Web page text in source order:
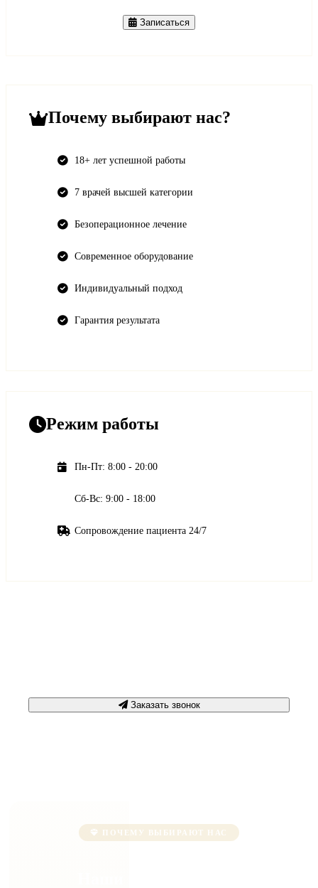
Записаться
Почему выбирают нас?
18+ лет успешной работы
7 врачей высшей категории
Безоперационное лечение
Современное оборудование
Индивидуальный подход
Гарантия результата
Режим работы
Пн-Пт: 8:00 - 20:00
Сб-Вс: 9:00 - 18:00
Сопровождение пациента 24/7
Заказать звонок
ПОЧЕМУ ВЫБИРАЮТ НАС